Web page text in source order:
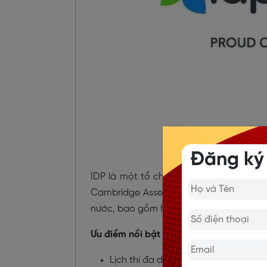
IDP là một tổ chức giáo dục quốc tế
Cambridge Assessment English. Tại
nước, bao gồm Hà Nội, TP. Hồ Chí
Ưu điểm nổi bật khi thi IELTS tại IDP:
Lịch thi đa dạng, nhiều khung giờ
Đăng ký